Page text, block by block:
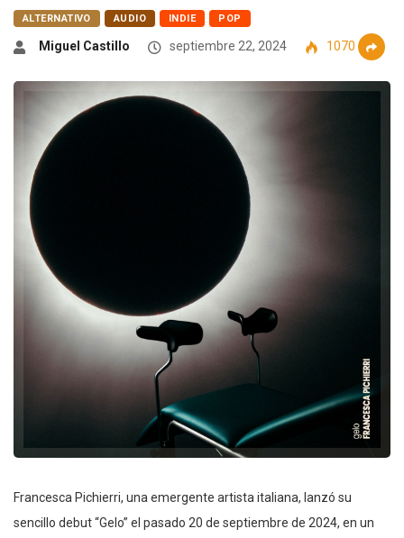
ALTERNATIVO AUDIO INDIE POP
Miguel Castillo septiembre 22, 2024 1070
Francesca Pichierri, una emergente artista italiana, lanzó su
sencillo debut “Gelo” el pasado 20 de septiembre de 2024, en un